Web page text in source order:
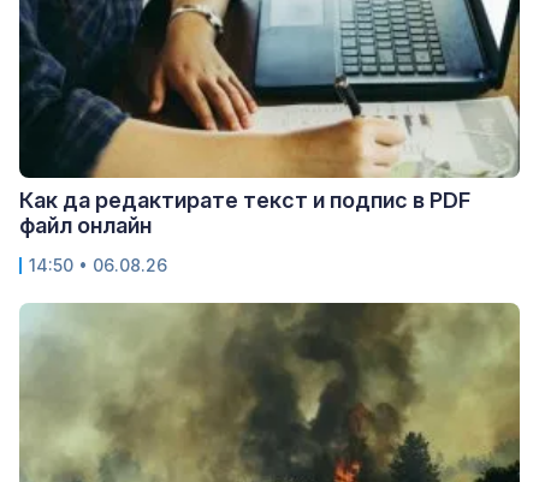
Как да редактирате текст и подпис в PDF
файл онлайн
14:50 • 06.08.26